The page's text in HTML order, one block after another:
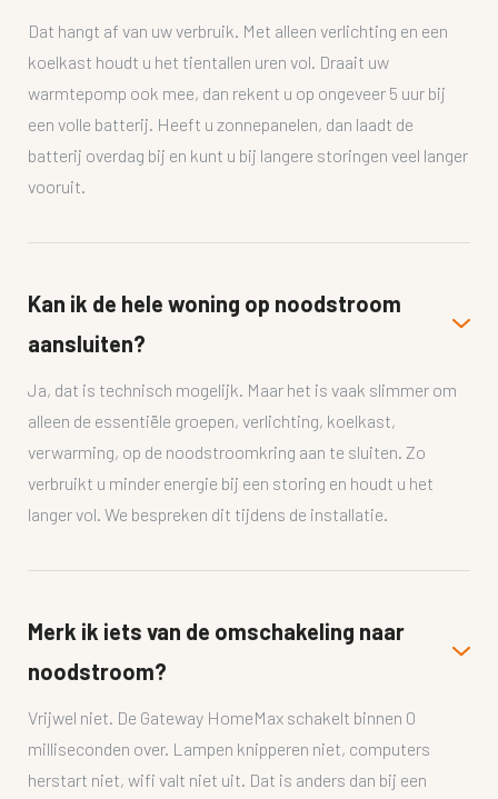
Dat hangt af van uw verbruik. Met alleen verlichting en een
koelkast houdt u het tientallen uren vol. Draait uw
warmtepomp ook mee, dan rekent u op ongeveer 5 uur bij
een volle batterij. Heeft u zonnepanelen, dan laadt de
batterij overdag bij en kunt u bij langere storingen veel langer
vooruit.
Kan ik de hele woning op noodstroom
aansluiten?
Ja, dat is technisch mogelijk. Maar het is vaak slimmer om
alleen de essentiële groepen, verlichting, koelkast,
verwarming, op de noodstroomkring aan te sluiten. Zo
verbruikt u minder energie bij een storing en houdt u het
langer vol. We bespreken dit tijdens de installatie.
Merk ik iets van de omschakeling naar
noodstroom?
Vrijwel niet. De Gateway HomeMax schakelt binnen 0
milliseconden over. Lampen knipperen niet, computers
herstart niet, wifi valt niet uit. Dat is anders dan bij een